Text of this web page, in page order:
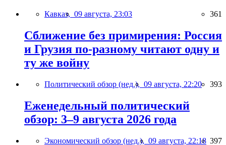
Кавказ, 09 августа, 23:03 361
Сближение без примирения: Россия
и Грузия по-разному читают одну и
ту же войну
Политический обзор (нед.), 09 августа, 22:20 393
Еженедельный политический
обзор: 3–9 августа 2026 года
Экономический обзор (нед.), 09 августа, 22:18 397